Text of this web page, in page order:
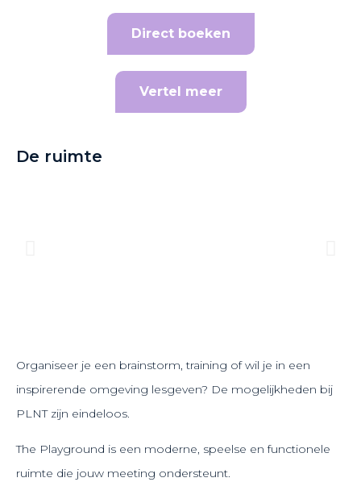
Direct boeken
Vertel meer
De ruimte
Organiseer je een brainstorm, training of wil je in een
inspirerende omgeving lesgeven? De mogelijkheden bij
PLNT zijn eindeloos.
The Playground is een moderne, speelse en functionele
ruimte die jouw meeting ondersteunt.